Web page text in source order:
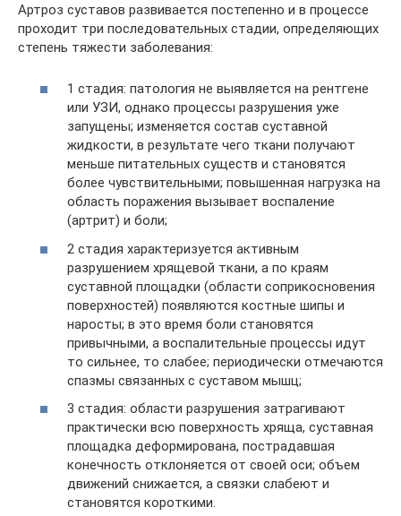
Артроз суставов развивается постепенно и в процессе
проходит три последовательных стадии, определяющих
степень тяжести заболевания:
1 стадия: патология не выявляется на рентгене
или УЗИ, однако процессы разрушения уже
запущены; изменяется состав суставной
жидкости, в результате чего ткани получают
меньше питательных существ и становятся
более чувствительными; повышенная нагрузка на
область поражения вызывает воспаление
(артрит) и боли;
2 стадия характеризуется активным
разрушением хрящевой ткани, а по краям
суставной площадки (области соприкосновения
поверхностей) появляются костные шипы и
наросты; в это время боли становятся
привычными, а воспалительные процессы идут
то сильнее, то слабее; периодически отмечаются
спазмы связанных с суставом мышц;
3 стадия: области разрушения затрагивают
практически всю поверхность хряща, суставная
площадка деформирована, пострадавшая
конечность отклоняется от своей оси; объем
движений снижается, а связки слабеют и
становятся короткими.